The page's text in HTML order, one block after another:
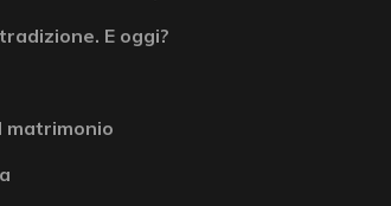
E oggi?
matrimonio